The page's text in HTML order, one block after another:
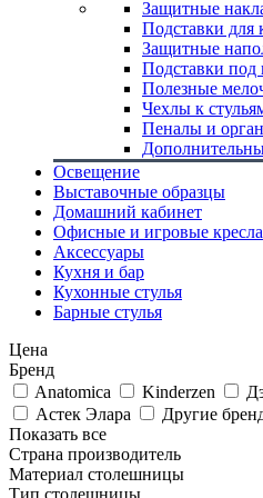
Защитные
Подставки для
Защитные
Подставки под
Полезные
Чехлы к
Пеналы и
Освещение
Выставочные образцы
Домашний кабинет
Офисные и игровые кресла
Аксессуары
Кухня и бар
Кухонные стулья
Барные стулья
Цена
Бренд
Anatomica
Kinderzen
Астек Элара
Другие
Показать все
Страна производитель
Материал столешницы
Тип столешницы